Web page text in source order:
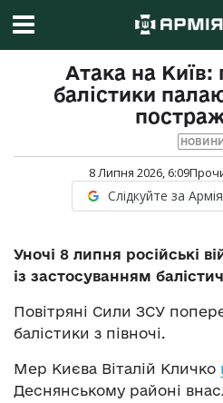
Атака на Київ:
балістики
НОВИНИ
8 Липня 2026, 6:09
Слідкуйте за
Уночі 8 липня російські
із застосуванням
Повітряні Сили ЗСУ
балістики з півночі.
Мер Києва Віталій Кличко
Деснянському районі